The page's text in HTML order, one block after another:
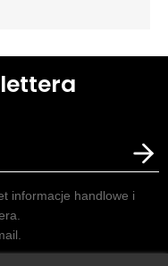
informacje handlowe i